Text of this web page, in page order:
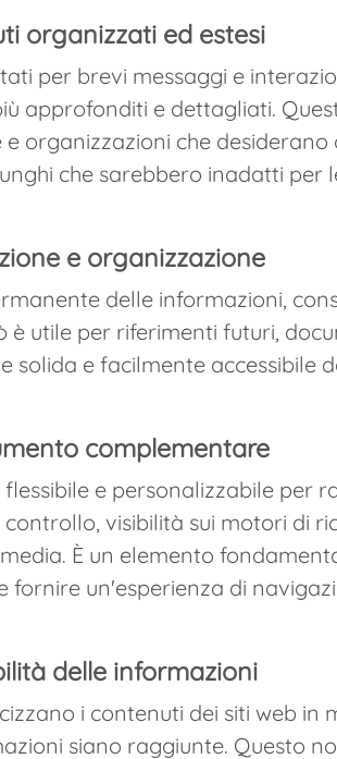
organizzati ed estesi
per brevi messaggi e
approfonditi e dettagliati.
organizzazioni che
che sarebbero inadatti per
e organizzazione
delle informazioni,
è utile per riferimenti futuri,
solida e facilmente accessibile
complementare
e personalizzabile per
visibilità sui motori di
È un elemento
fornire un'esperienza di
delle informazioni
i contenuti dei siti web in
siano raggiunte. Questo